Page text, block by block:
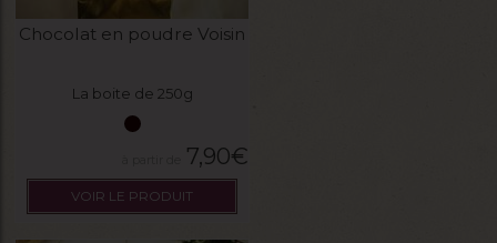
Chocolat en poudre Voisin
La boite de 250g
7,90€
VOIR LE PRODUIT